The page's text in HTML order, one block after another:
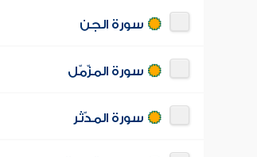
سورة الجن
سورة المزّمّل
سورة المدّثر